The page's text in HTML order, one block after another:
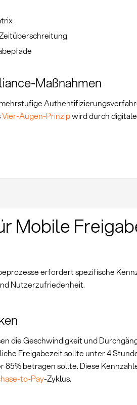
Maßnahmen
Vier-Augen-Prinzipwird durch
Mobile
erfordert spezifische
Nutzerzufriedenheit.
die Geschwindigkeit und
Freigabezeit sollte unter 4
betragen sollte. Diese
to-Pay-Zyklus.